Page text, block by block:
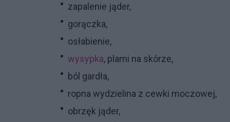
zapalenie jąder,
gorączka,
osłabienie,
wysypka, plami na skórze,
ból gardła,
ropna wydzielina z cewki moczowej,
obrzęk jąder,